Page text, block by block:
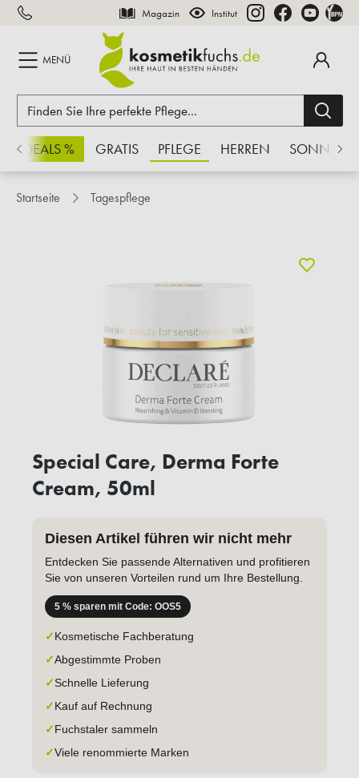
springen Magazin Institut
MENÜ
% GRATIS PFLEGE HERREN SONNE
Startseite Tagespflege
Special Care, Derma Forte
Cream, 50ml
Diesen Artikel führen wir nicht mehr
Entdecken Sie passende Alternativen und profitieren
Sie von unseren Vorteilen rund um Ihre Bestellung.
5 % sparen mit Code: OOS5
✓Kosmetische Fachberatung
✓Abgestimmte Proben
✓Schnelle Lieferung
✓Kauf auf Rechnung
✓Fuchstaler sammeln
✓Viele renommierte Marken